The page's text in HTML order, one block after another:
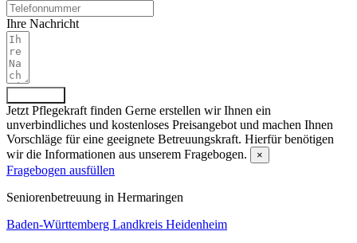
Ihre Nachricht
Jetzt Pflegekraft finden Gerne erstellen wir Ihnen ein
unverbindliches und kostenloses Preisangebot und machen Ihnen
Vorschläge für eine geeignete Betreuungskraft. Hierfür benötigen
wir die Informationen aus unserem Fragebogen.
×
Fragebogen ausfüllen
Senioren­betreuung in Hermaringen
Baden-Württemberg Landkreis Heidenheim